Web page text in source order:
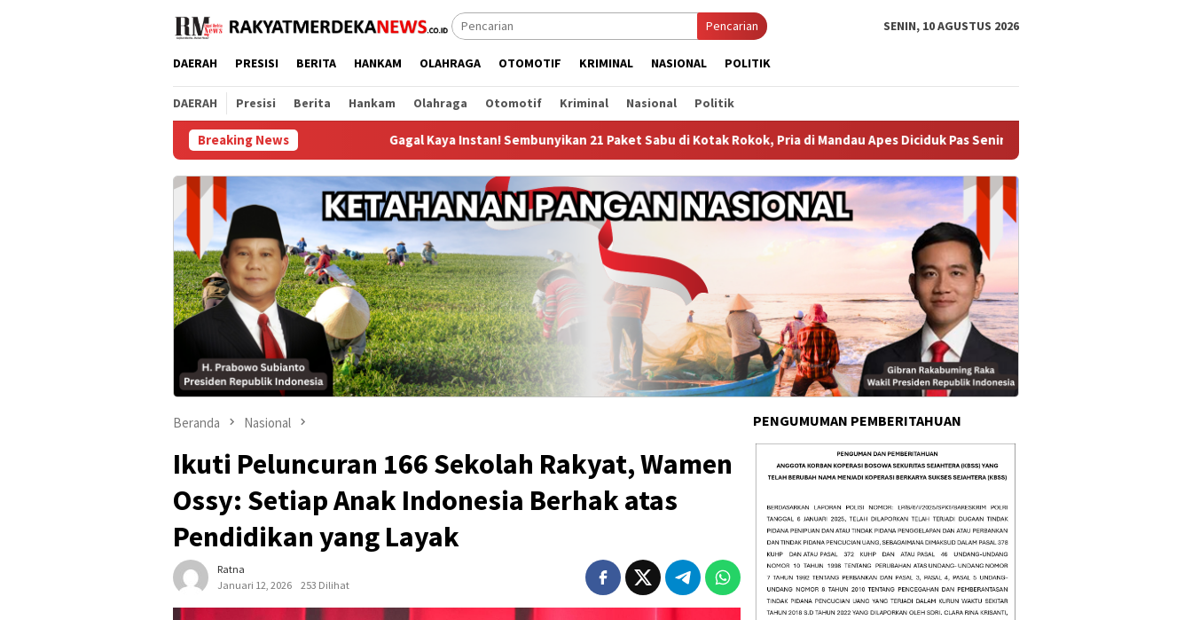
Pencarian SENIN, 10 AGUSTUS 2026
DAERAH PRESISI BERITA HANKAM OLAHRAGA OTOMOTIF KRIMINAL NASIONAL POLITIK
DAERAH Presisi Berita Hankam Olahraga Otomotif Kriminal Nasional Politik
Breaking NewsGagal Kaya Instan! Sembunyikan 21 Paket Sabu di Kotak Rokok, Pria di Mandau Apes Diciduk Pas Senin Dini Hari Polisi Atensi Penuh Kasus
Beranda Nasional
Ikuti Peluncuran 166 Sekolah Rakyat, Wamen
Ossy: Setiap Anak Indonesia Berhak atas
Pendidikan yang Layak
Ratna
Januari 12, 2026
253 Dilihat
PENGUMUMAN PEMBERITAHUAN